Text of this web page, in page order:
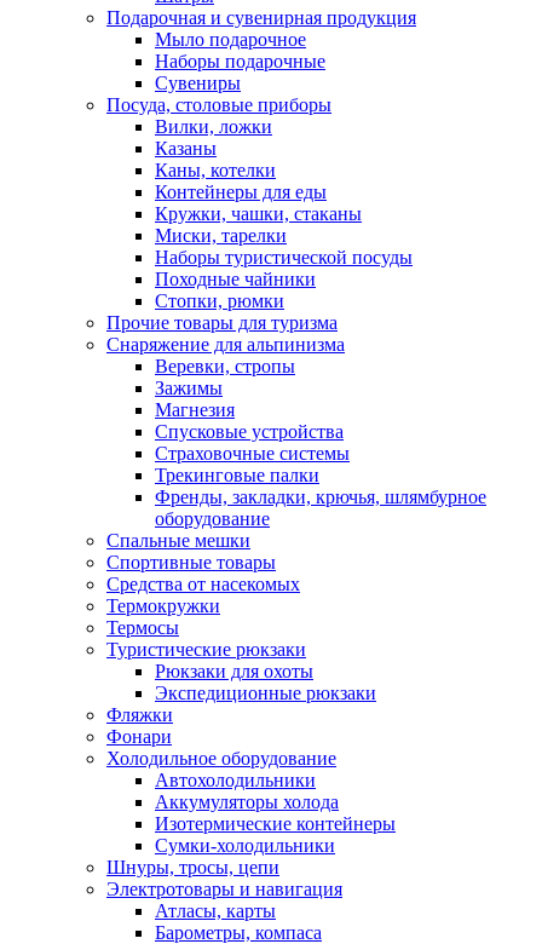
Подарочная и сувенирная продукция
Мыло подарочное
Наборы подарочные
Сувениры
Посуда, столовые приборы
Вилки, ложки
Казаны
Каны, котелки
Контейнеры для еды
Кружки, чашки, стаканы
Миски, тарелки
Наборы туристической посуды
Походные чайники
Стопки, рюмки
Прочие товары для туризма
Снаряжение для альпинизма
Веревки, стропы
Зажимы
Магнезия
Спусковые устройства
Страховочные системы
Трекинговые палки
Френды, закладки, крючья, шлямбурное
оборудование
Спальные мешки
Спортивные товары
Средства от насекомых
Термокружки
Термосы
Туристические рюкзаки
Рюкзаки для охоты
Экспедиционные рюкзаки
Фляжки
Фонари
Холодильное оборудование
Автохолодильники
Аккумуляторы холода
Изотермические контейнеры
Сумки-холодильники
Шнуры, тросы, цепи
Электротовары и навигация
Атласы, карты
Барометры, компаса